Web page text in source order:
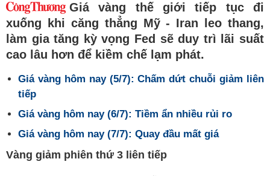
Giá vàng thế giới tiếp tục đi
xuống khi căng thẳng Mỹ - Iran leo thang,
làm gia tăng kỳ vọng Fed sẽ duy trì lãi suất
cao lâu hơn để kiềm chế lạm phát.
Giá vàng hôm nay (5/7): Chấm dứt chuỗi giảm liên
tiếp
Giá vàng hôm nay (6/7): Tiềm ẩn nhiều rủi ro
Giá vàng hôm nay (7/7): Quay đầu mất giá
Vàng giảm phiên thứ 3 liên tiếp